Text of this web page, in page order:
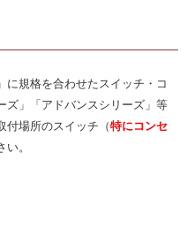
に規格を合わせたスイッチ・コ
ズ」「アドバンスシリーズ」等
付場所のスイッチ（特にコンセ
。